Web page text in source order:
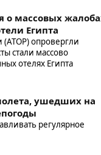
о массовых
Египта
(АТОР) опровергли
стали массово
отелях Египта
ушедших на
регулярное